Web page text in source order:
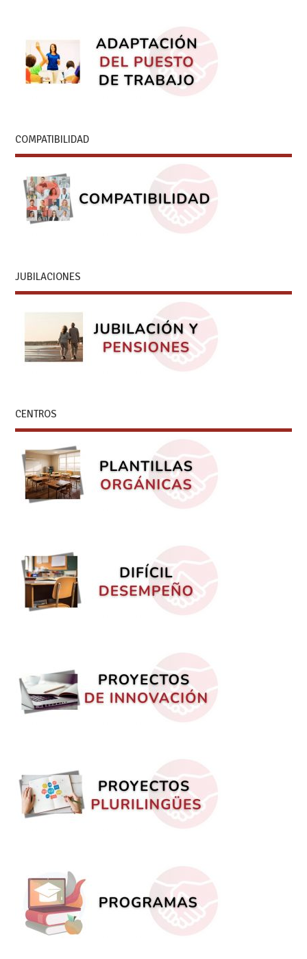
COMPATIBILIDAD
JUBILACIONES
CENTROS